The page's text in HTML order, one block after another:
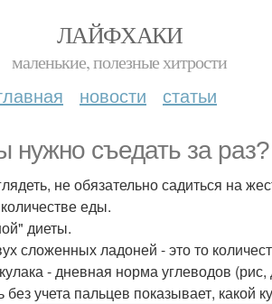
ЛАЙФХАКИ
маленькие, полезные хитрости
новости статьи
нужно съедать за раз?
не обязательно садиться на
еды.
диеты.
сложенных ладоней - это то
- дневная норма углеводов
учета пальцев показывает, какой